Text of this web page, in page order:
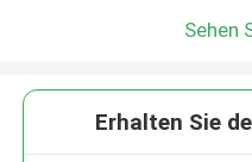
Sehen
Erhalten Sie